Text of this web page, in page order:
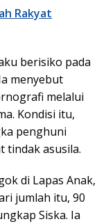
Rakyat
berisiko pada
menyebut
melalui
Kondisi itu,
penghuni
tindak asusila.
di Lapas Anak,
jumlah itu, 90
Siska. Ia